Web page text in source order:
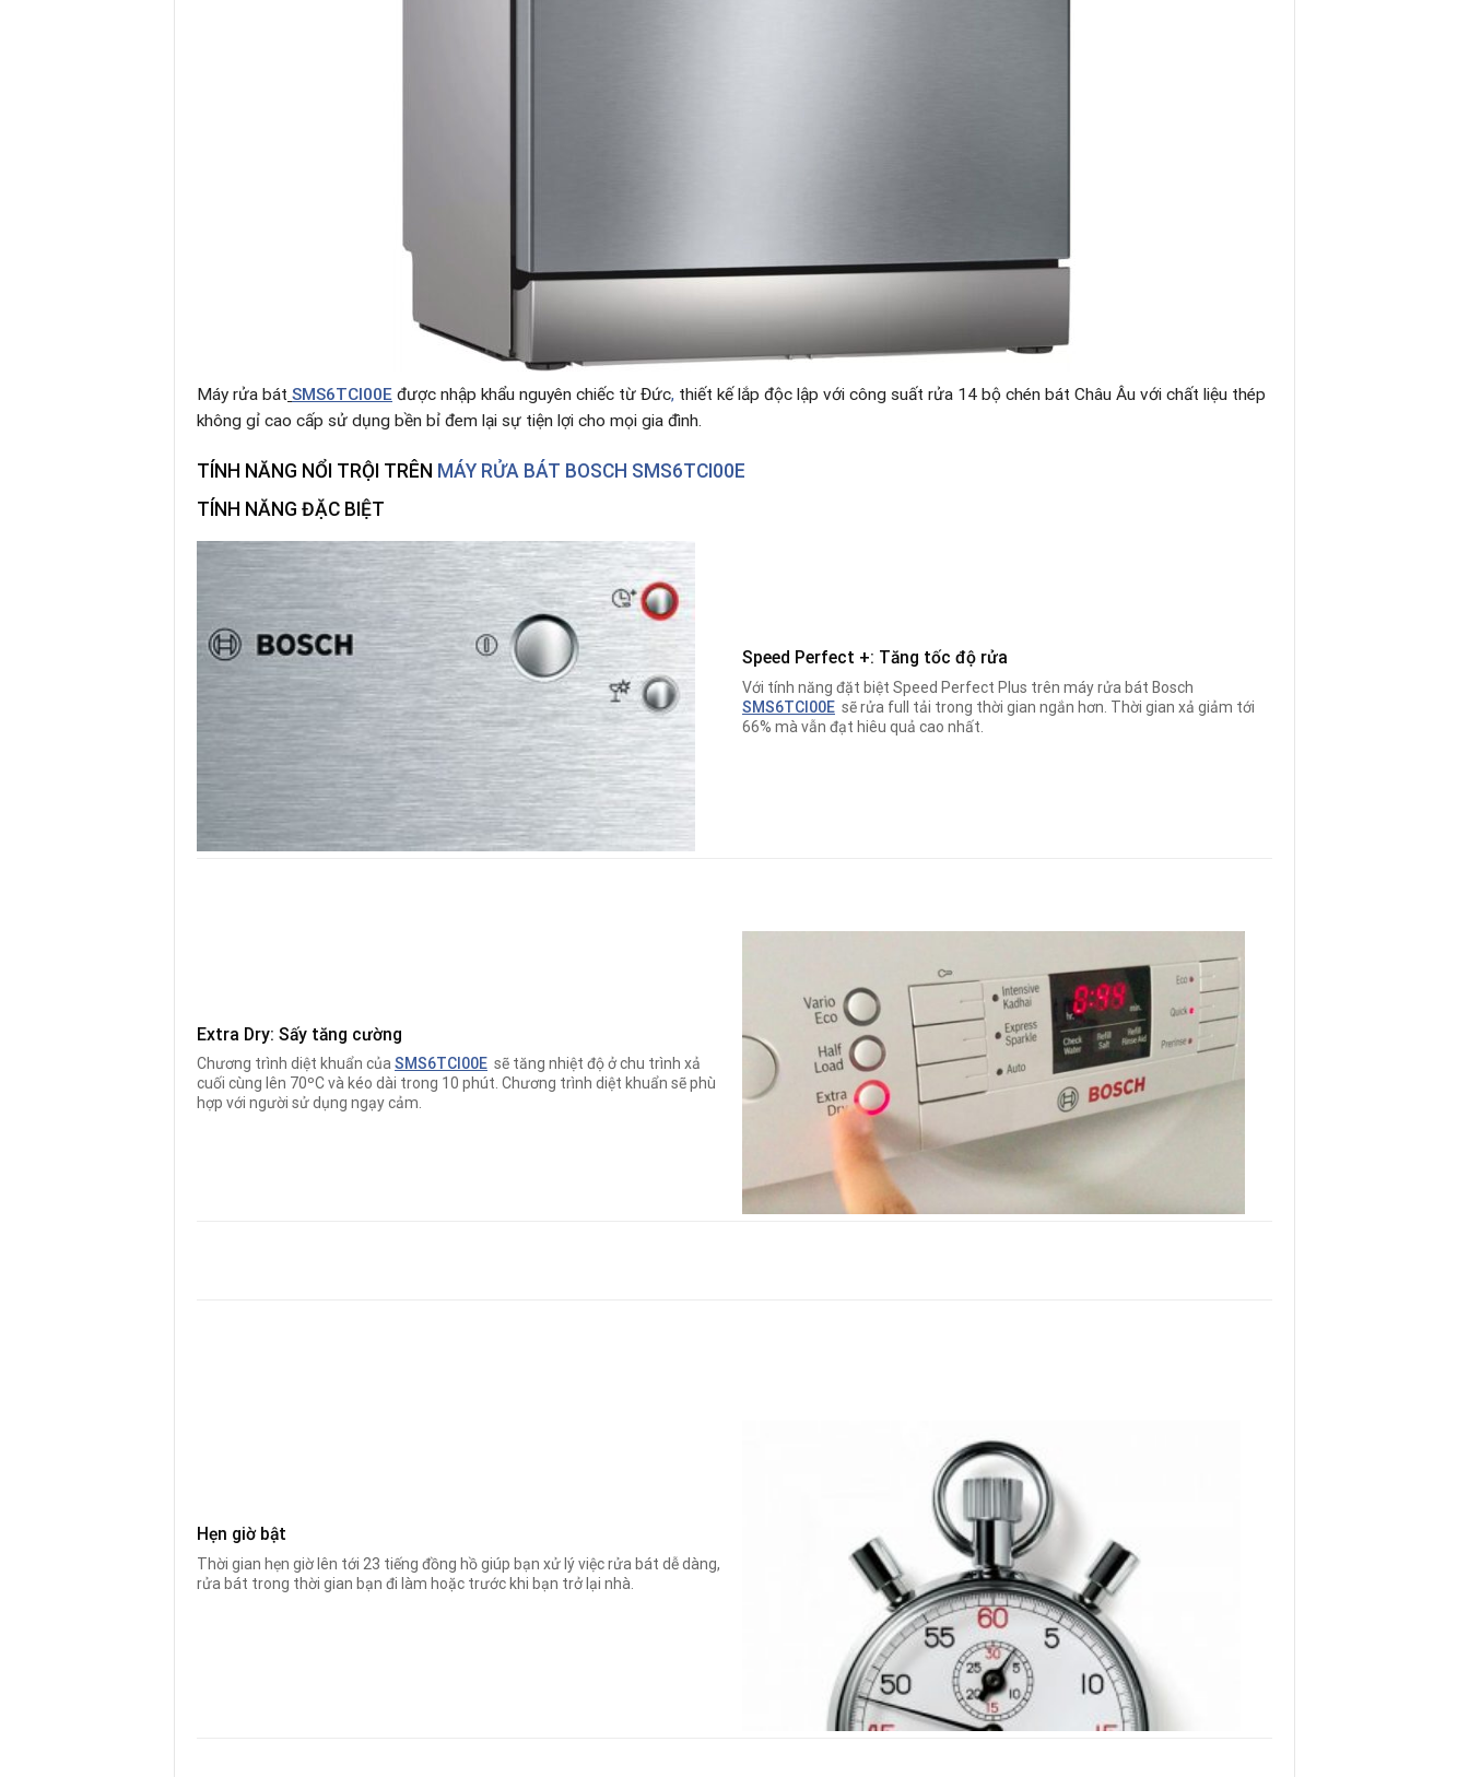
Máy rửa bát SMS6TCI00E được nhập khẩu nguyên chiếc từ Đức, thiết kế lắp độc lập với công suất rửa 14 bộ chén bát Châu Âu với chất liệu thép
không gỉ cao cấp sử dụng bền bỉ đem lại sự tiện lợi cho mọi gia đình.
TÍNH NĂNG NỔI TRỘI TRÊN MÁY RỬA BÁT BOSCH SMS6TCI00E
TÍNH NĂNG ĐẶC BIỆT
Speed Perfect +: Tăng tốc độ rửa
Với tính năng đặt biệt Speed Perfect Plus trên máy rửa bát Bosch
SMS6TCI00Esẽ rửa full tải trong thời gian ngắn hơn. Thời gian xả giảm tới
66% mà vẫn đạt hiêu quả cao nhất.
Extra Dry: Sấy tăng cường
Chương trình diệt khuẩn củaSMS6TCI00E sẽ tăng nhiệt độ ở chu trình xả
cuối cùng lên 70ºC và kéo dài trong 10 phút. Chương trình diệt khuẩn sẽ phù
hợp với người sử dụng ngạy cảm.
Hẹn giờ bật
Thời gian hẹn giờ lên tới 23 tiếng đồng hồ giúp bạn xử lý việc rửa bát dễ dàng,
rửa bát trong thời gian bạn đi làm hoặc trước khi bạn trở lại nhà.